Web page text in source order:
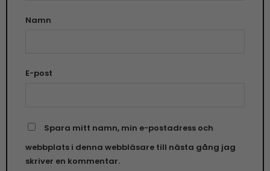
Namn
E-post
Spara mitt namn, min e-postadress och
webbplats i denna webbläsare till nästa gång jag
skriver en kommentar.